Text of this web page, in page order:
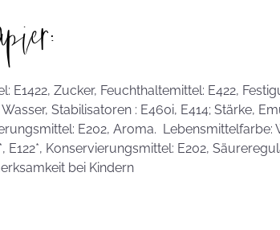
KEKSE als
Postkarten?
E1422, Zucker, Feuchthaltemittel: E422,
Stabilisatoren : E460i, E414; Stärke,
E202, Aroma. Lebensmittelfarbe:
E122*, Konservierungsmittel: E202,
bei Kindern